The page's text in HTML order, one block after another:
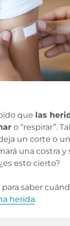
que las
o “respirar”.
un corte o
una costra y
esto cierto?
para saber
herida.